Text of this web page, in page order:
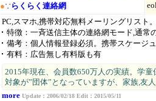
●∵ らくらく連絡網
PC,スマホ,携帯対応無料メーリングリスト
特徴：一斉送信主体の連絡網モード,通
備考：個人情報登録必須。携帯スケージ
有料：広告無し有料版も有
2015年現在、会員数650万人の実績。学
対象が”団体”となっていますが、家族,友
more Update：2006/02/18 Edit：2015/05/11